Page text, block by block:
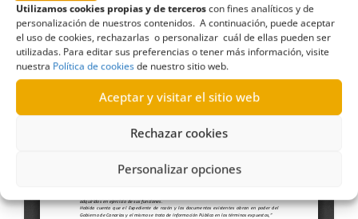
Utilizamos cookies propias y de terceroscon fines analíticos y de
personalización de nuestros contenidos. A continuación, puede aceptar
el uso de cookies, rechazarlas o personalizar cuál de ellas pueden ser
utilizadas. Para editar sus preferencias o tener más información, visite
nuestra Política de cookiesde nuestro sitio web.
Aceptar y visitar el sitio web
Rechazar cookies
Personalizar opciones